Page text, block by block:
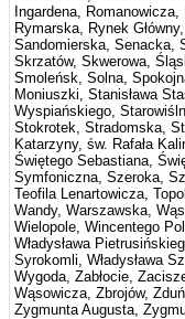
Ingardena,
Rymarska, Rynek
Sandomierska, Senacka,
Skrzatów, Skwerowa,
Smoleńsk, Solna,
Moniuszki, Stanisława
Wyspiańskiego,
Stokrotek, Stradomska,
Katarzyny, św. Rafała
Świętego Sebastiana,
Symfoniczna, Szeroka,
Teofila Lenartowicza,
Wandy, Warszawska,
Wielopole, Wincentego
Władysława
Syrokomli, Władysława
Wygoda, Zabłocie,
Wąsowicza, Zbrojów,
Zygmunta Augusta,